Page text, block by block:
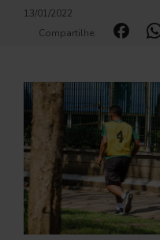
13/01/2022
Compartilhe: